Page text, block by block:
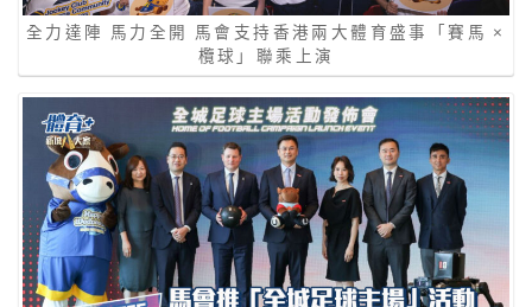
全力達陣 馬力全開 馬會支持香港兩大體育盛事「賽馬 ×
欖球」聯乘上演